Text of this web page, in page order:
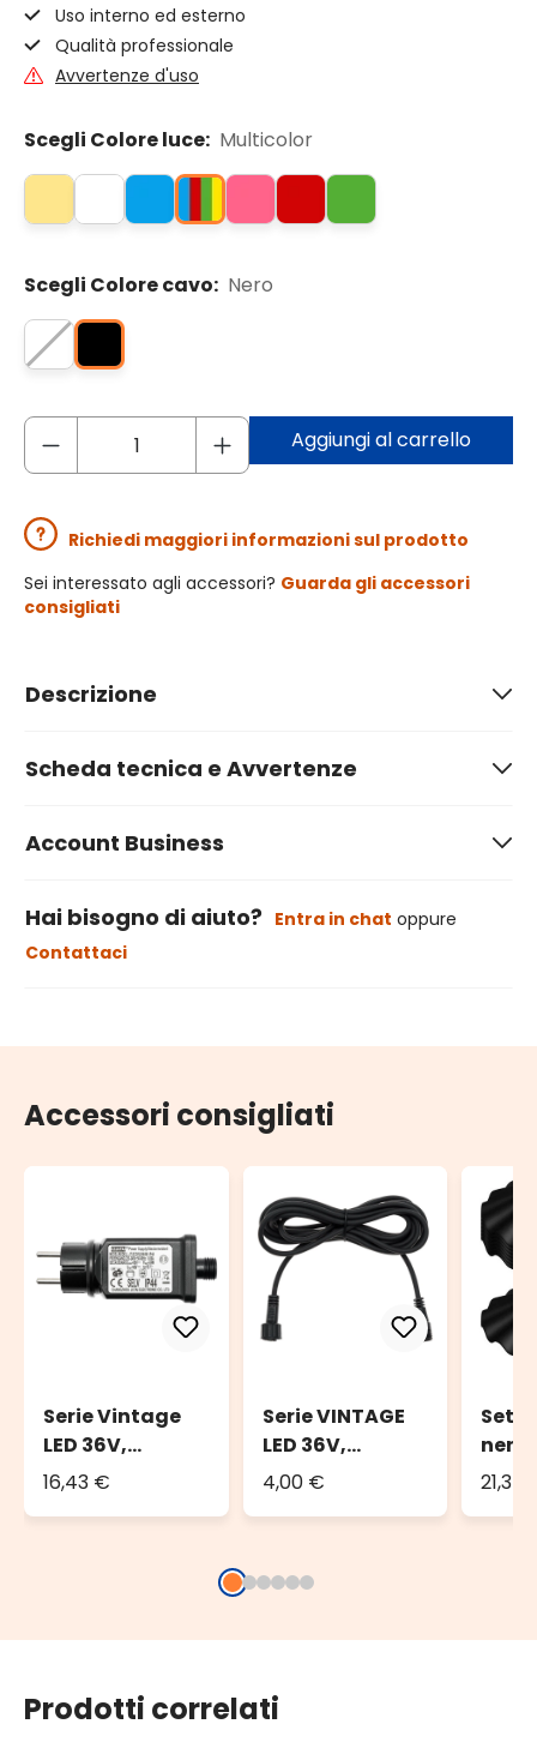
Uso interno ed esterno
Qualità professionale
Avvertenze d'uso
Scegli Colore luce: Multicolor
Scegli Colore cavo: Nero
Aggiungi al carrello
Richiedi maggiori informazioni sul prodotto
Sei interessato agli accessori? Guarda gli accessori
consigliati
Descrizione
Scheda tecnica e Avvertenze
Account Business
Hai bisogno di aiuto? Entra in chat oppure
Contattaci
Accessori consigliati
Serie Vintage
LED 36V,
Trasformatore
16,43 €
Serie VINTAGE
LED 36V,
Prolunga di 4
4,00 €
Set
neri
21,37
Prodotti correlati